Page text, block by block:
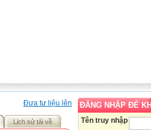
ĐĂNG NHẬP ĐỂ
Tên truy nhập
Đưa tư liệu lên
Lịch sử tải về